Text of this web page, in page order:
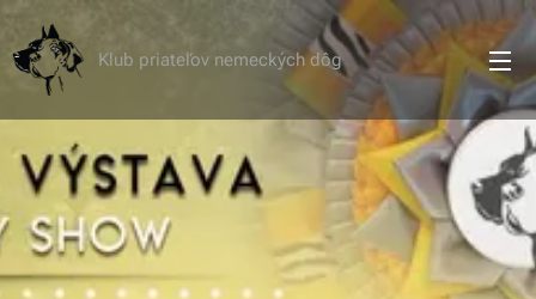
Klub priateľov nemeckých dôg